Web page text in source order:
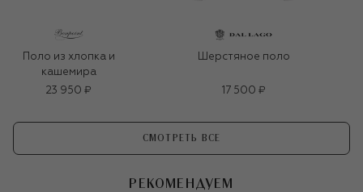
Поло из хлопка и
кашемира
23 950 ₽
Шерстяное поло
17 500 ₽
СМОТРЕТЬ ВСЕ
РЕКОМЕНДУЕМ